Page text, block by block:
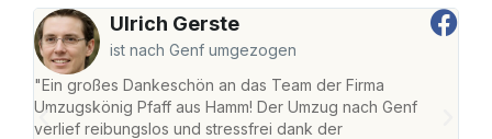
Ulrich Gerste
ist nach Genf umgezogen
"Ein großes Dankeschön an das Team der Firma
Umzugskönig Pfaff aus Hamm! Der Umzug nach Genf
verlief reibungslos und stressfrei dank der